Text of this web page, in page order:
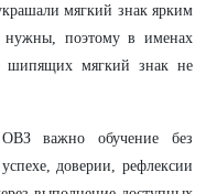
мягкий знак ярким
нужны, поэтому в именах
шипящих мягкий знак не
важно обучение без
доверии, рефлексии